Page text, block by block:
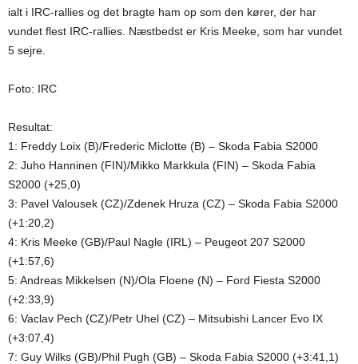
ialt i IRC-rallies og det bragte ham op som den kører, der har
vundet flest IRC-rallies. Næstbedst er Kris Meeke, som har vundet
5 sejre.
Foto: IRC
Resultat:
1: Freddy Loix (B)/Frederic Miclotte (B) – Skoda Fabia S2000
2: Juho Hanninen (FIN)/Mikko Markkula (FIN) – Skoda Fabia
S2000 (+25,0)
3: Pavel Valousek (CZ)/Zdenek Hruza (CZ) – Skoda Fabia S2000
(+1:20,2)
4: Kris Meeke (GB)/Paul Nagle (IRL) – Peugeot 207 S2000
(+1:57,6)
5: Andreas Mikkelsen (N)/Ola Floene (N) – Ford Fiesta S2000
(+2:33,9)
6: Vaclav Pech (CZ)/Petr Uhel (CZ) – Mitsubishi Lancer Evo IX
(+3:07,4)
7: Guy Wilks (GB)/Phil Pugh (GB) – Skoda Fabia S2000 (+3:41,1)